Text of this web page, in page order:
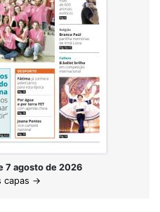
7 agosto de 2026
capas →